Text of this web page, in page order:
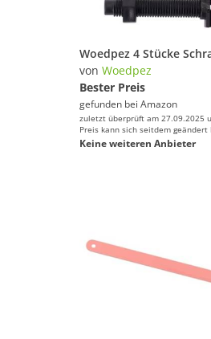
von Woedpez
Bester Preis
gefunden bei Amazon
zuletzt überprüft am 27.09.2025
Preis kann sich seitdem geändert
Keine weiteren Anbieter